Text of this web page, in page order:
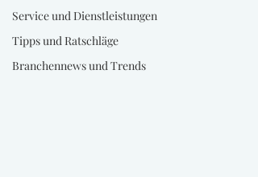
Service und Dienstleistungen
Tipps und Ratschläge
Branchennews und Trends